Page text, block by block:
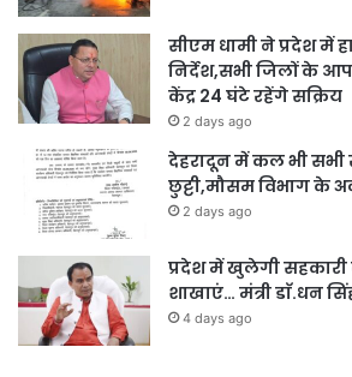
सीएम धामी ने प्रदेश में
निर्देश,सभी जिलों के
केंद्र 24 घंटे रहेंगे सक्रिय
2 days ago
देहरादून में कल भी सभी
छुट्टी,मौसम विभाग के
2 days ago
प्रदेश में खुलेगी
शाखाएं… मंत्री डाॅ.धन
4 days ago